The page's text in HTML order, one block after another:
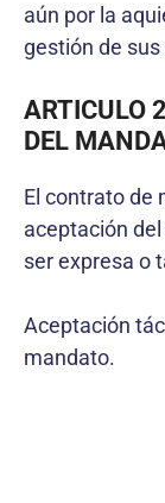
aún por la
gestión de
ARTICULO
DEL
El contrato de
aceptación
ser expresa o
Aceptación
mandato.